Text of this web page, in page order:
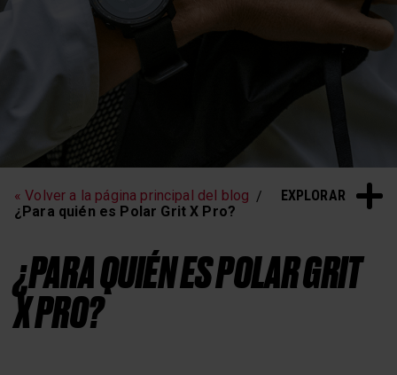
EXPLORAR
Entrenamiento de
frecuencia cardíaca
Sueño y recuperación
« Volver a la página principal del blog
¿Para quién es Polar Grit X Pro?
¿PARA QUIÉN ES POLAR GRIT
X PRO?